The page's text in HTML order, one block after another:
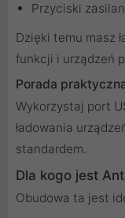
Przyciski
Dzięki temu masz
funkcji i urządzeń
Porada
Wykorzystaj port
ładowania
standardem.
Dla kogo jest
Obudowa ta jest